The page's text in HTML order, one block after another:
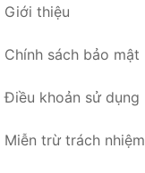
Giới thiệu
Chính sách bảo mật
Điều khoản sử dụng
Miễn trừ trách nhiệm